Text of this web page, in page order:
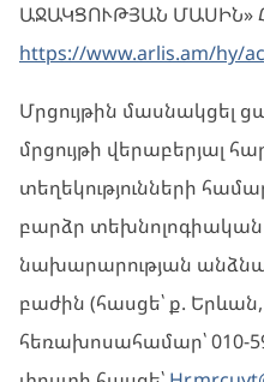
ԱՋԱԿՑՈՒԹՅԱՆ ՄԱՍԻՆ»
https://www.arlis.am/hy/
Մրցույթին մասնակցել
մրցույթի վերաբերյալ
տեղեկությունների
բարձր տեխնոլոգիական
նախարարության
բաժին (հասցե՝ ք.
հեռախոսահամար՝ 010-